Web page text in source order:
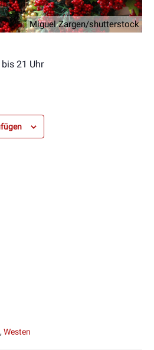
Miguel Zargen/shutterstock
21 Uhr
, Westen